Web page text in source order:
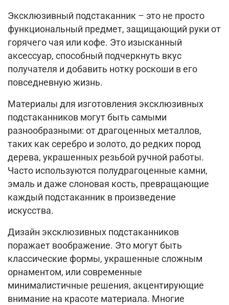
Эксклюзивный подстаканник – это не просто
функциональный предмет, защищающий руки от
горячего чая или кофе. Это изысканный
аксессуар, способный подчеркнуть вкус
получателя и добавить нотку роскоши в его
повседневную жизнь.
Материалы для изготовления эксклюзивных
подстаканников могут быть самыми
разнообразными: от драгоценных металлов,
таких как серебро и золото, до редких пород
дерева, украшенных резьбой ручной работы.
Часто используются полудрагоценные камни,
эмаль и даже слоновая кость, превращающие
каждый подстаканник в произведение
искусства.
Дизайн эксклюзивных подстаканников
поражает воображение. Это могут быть
классические формы, украшенные сложным
орнаментом, или современные
минималистичные решения, акцентирующие
внимание на красоте материала. Многие